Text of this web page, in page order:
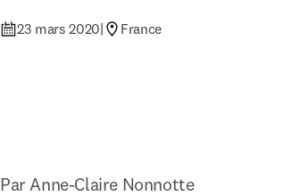
23 mars 2020| France
Par Anne-Claire Nonnotte